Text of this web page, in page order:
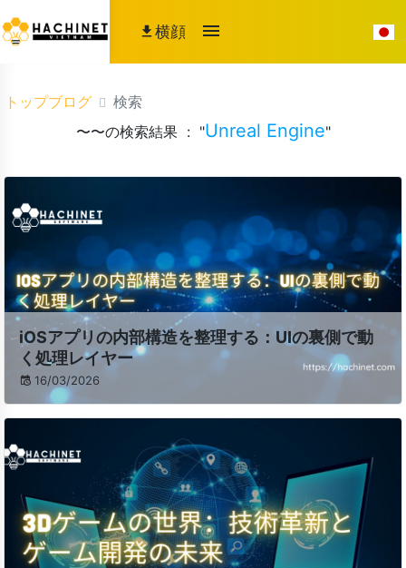
横顔
トップブログ
検索
〜〜の検索結果 : "Unreal Engine"
iOSアプリの内部構造を整理する：UIの裏側で動
く処理レイヤー
16/03/2026